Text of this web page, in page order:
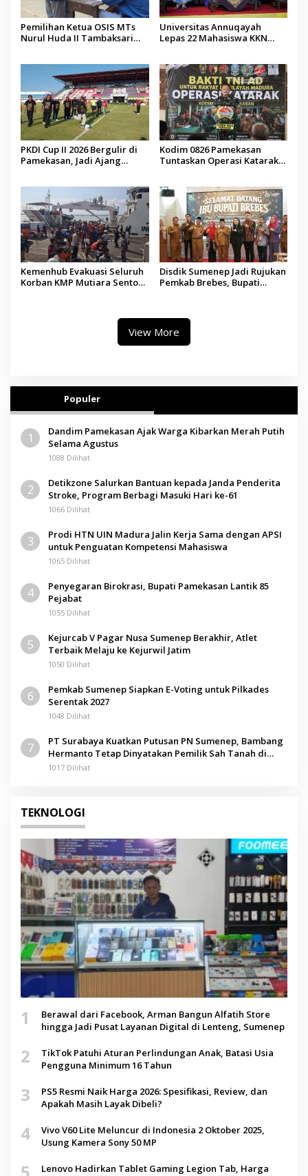
Pemilihan Ketua OSIS MTs
Nurul Huda II Tambaksari
Universitas Annuqayah
Lepas 22 Mahasiswa KKN
PKDI Cup II 2026 Bergulir di
Pamekasan, Jadi Ajang
Kodim 0826 Pamekasan
Tuntaskan Operasi Katarak
Kemenhub Evakuasi Seluruh
Korban KMP Mutiara Sentosa
Disdik Sumenep Jadi Rujukan
Pemkab Brebes, Bupati
View More
Populer
1
Dandim Pamekasan Ajak Warga Kibarkan Merah Putih
Selama Agustus
1088 Dilihat
2
Detikzone Salurkan Bantuan kepada Janda Penderita
Stroke, Program Berbagi Masuki Hari ke-61
1066 Dilihat
3
Prodi HTN UIN Madura Jalin Kerja Sama dengan APSI
untuk Penguatan Kompetensi Mahasiswa
1065 Dilihat
4
Penyegaran Birokrasi, Bupati Pamekasan Lantik 85
Pejabat
1055 Dilihat
5
Kejurcab V Pagar Nusa Sumenep Berakhir, Atlet
Terbaik Melaju ke Kejurwil Jatim
1050 Dilihat
6
Pemkab Sumenep Siapkan E-Voting untuk Pilkades
Serentak 2027
1048 Dilihat
7
PT Surabaya Kuatkan Putusan PN Sumenep, Bambang
Hermanto Tetap Dinyatakan Pemilik Sah Tanah di
Pamolokan
1017 Dilihat
TEKNOLOGI
1
Berawal dari Facebook, Arman Bangun Alfatih Store
hingga Jadi Pusat Layanan Digital di Lenteng, Sumenep
2
TikTok Patuhi Aturan Perlindungan Anak, Batasi Usia
Pengguna Minimum 16 Tahun
3
PS5 Resmi Naik Harga 2026: Spesifikasi, Review, dan
Apakah Masih Layak Dibeli?
4
Vivo V60 Lite Meluncur di Indonesia 2 Oktober 2025,
Usung Kamera Sony 50 MP
5
Lenovo Hadirkan Tablet Gaming Legion Tab, Harga